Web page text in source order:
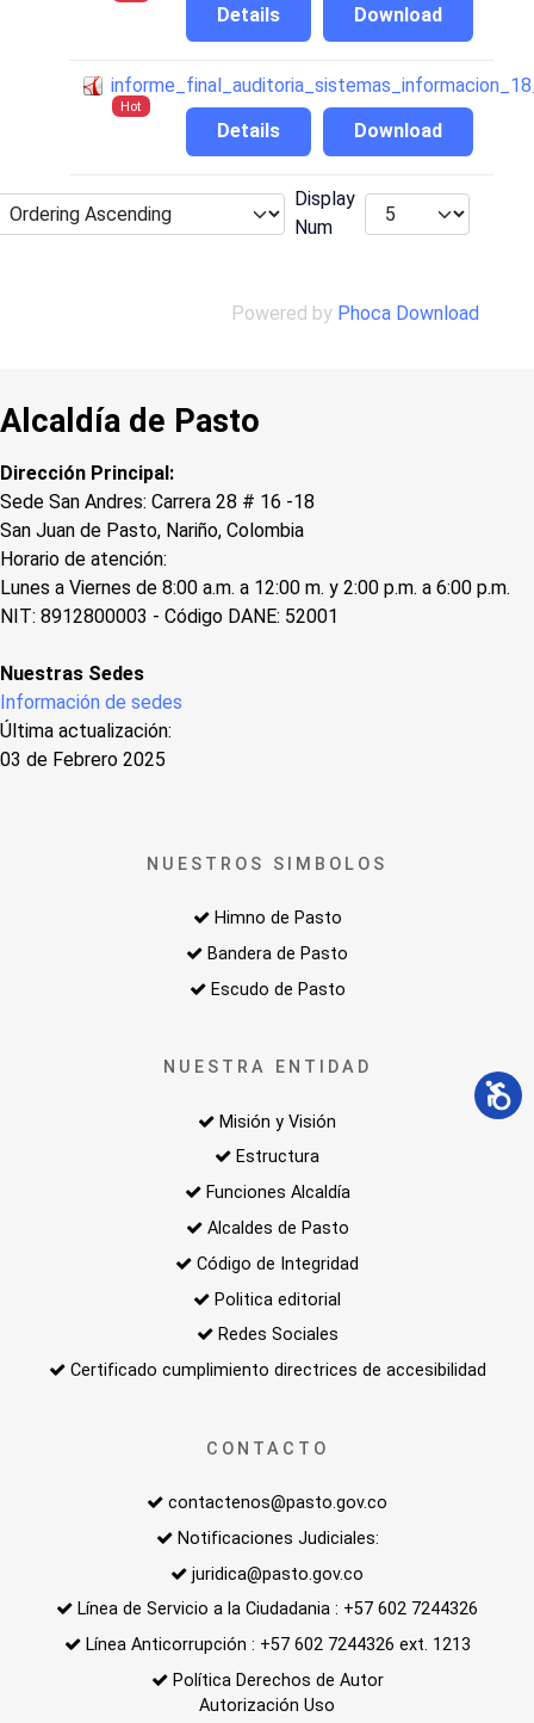
Download
Details
Hot
Download
Details
Display
Num
Powered by Phoca Download
Alcaldía de Pasto
Dirección Principal:
Sede San Andres: Carrera 28 # 16 -18
San Juan de Pasto, Nariño, Colombia
Horario de atención:
Lunes a Viernes de 8:00 a.m. a 12:00 m. y 2:00 p.m. a 6:00 p.m.
NIT: 8912800003 - Código DANE: 52001
Nuestras Sedes
Información de sedes
Última actualización:
03 de Febrero 2025
NUESTROS SIMBOLOS
Himno de Pasto
Bandera de Pasto
Escudo de Pasto
NUESTRA ENTIDAD
Misión y Visión
Estructura
Funciones Alcaldía
Alcaldes de Pasto
Código de Integridad
Politica editorial
Redes Sociales
Certificado cumplimiento directrices de accesibilidad
CONTACTO
contactenos@pasto.gov.co
Notificaciones Judiciales:
juridica@pasto.gov.co
Línea de Servicio a la Ciudadania : +57 602 7244326
Línea Anticorrupción : +57 602 7244326 ext. 1213
Política Derechos de Autor
Autorización Uso